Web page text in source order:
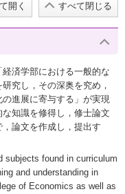
開く すべて閉じる
済学部における一般的な
究し，その深奥を究め，
進展に寄与する」が実現
知識を修得し，修士論文
論文を作成し，提出す
subjects found in curriculum
and understanding in
of Economics as well as